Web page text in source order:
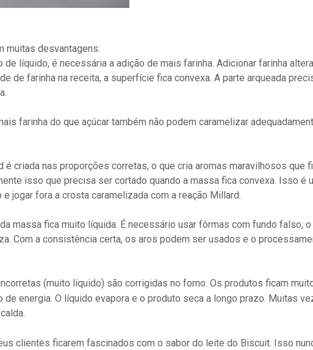
muitas desvantagens:
de líquido, é necessária a adição de mais farinha. Adicionar farinha
de farinha na receita, a superfície fica convexa. A parte arqueada
farinha do que açúcar também não podem caramelizar
é criada nas proporções corretas, o que cria aromas maravilhosos que
isso que precisa ser cortado quando a massa fica convexa. Isso é
jogar fora a crosta caramelizada com a reação Millard.
massa fica muito líquida. É necessário usar fôrmas com fundo falso,
Com a consistência certa, os aros podem ser usados ​​e o
(muito líquido) são corrigidas no forno. Os produtos ficam
de energia. O líquido evapora e o produto seca a longo prazo. Muitas
clientes ficarem fascinados com o sabor do leite do Biscuit. Isso